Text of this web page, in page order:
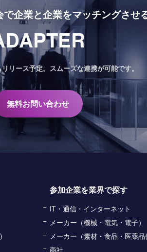
で企業と企業をマッチングさせ
リース予定。 スムーズな連携が可能です。
無料お問い合わせ
参加企業を業界で探す
IT・通信・インターネット
メーカー（機械・電気・電子）
メーカー（素材・食品・医薬品
商社